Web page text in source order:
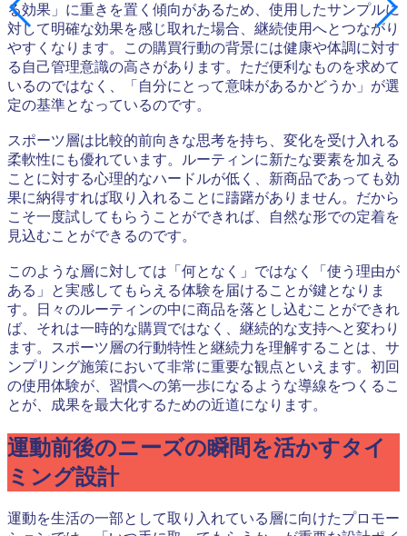
る効果」に重きを置く傾向があるため、使用したサンプルに
対して明確な効果を感じ取れた場合、継続使用へとつながり
やすくなります。この購買行動の背景には健康や体調に対す
る自己管理意識の高さがあります。ただ便利なものを求めて
いるのではなく、「自分にとって意味があるかどうか」が選
定の基準となっているのです。
スポーツ層は比較的前向きな思考を持ち、変化を受け入れる
柔軟性にも優れています。ルーティンに新たな要素を加える
ことに対する心理的なハードルが低く、新商品であっても効
果に納得すれば取り入れることに躊躇がありません。だから
こそ一度試してもらうことができれば、自然な形での定着を
見込むことができるのです。
このような層に対しては「何となく」ではなく「使う理由が
ある」と実感してもらえる体験を届けることが鍵となりま
す。日々のルーティンの中に商品を落とし込むことができれ
ば、それは一時的な購買ではなく、継続的な支持へと変わり
ます。スポーツ層の行動特性と継続力を理解することは、サ
ンプリング施策において非常に重要な観点といえます。初回
の使用体験が、習慣への第一歩になるような導線をつくるこ
とが、成果を最大化するための近道になります。
運動前後のニーズの瞬間を活かすタイ
ミング設計
運動を生活の一部として取り入れている層に向けたプロモー